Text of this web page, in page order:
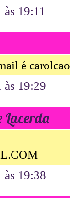
19:11
é
às 19:29
às 19:38